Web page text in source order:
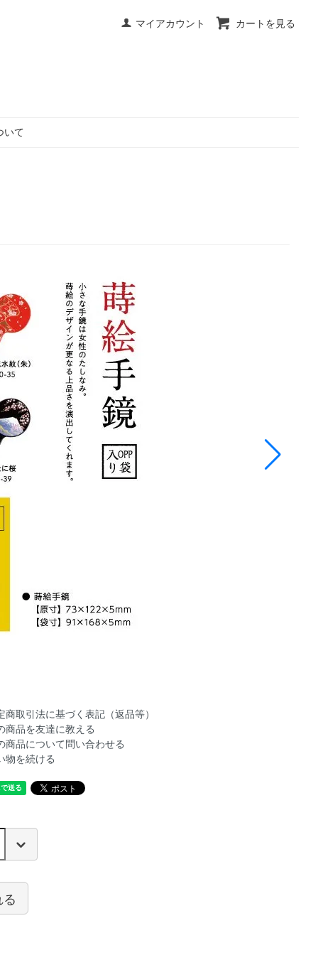
マイアカウント カートを見る
いて
商取引法に基づく表記（返品等）
商品を友達に教える
商品について問い合わせる
物を続ける